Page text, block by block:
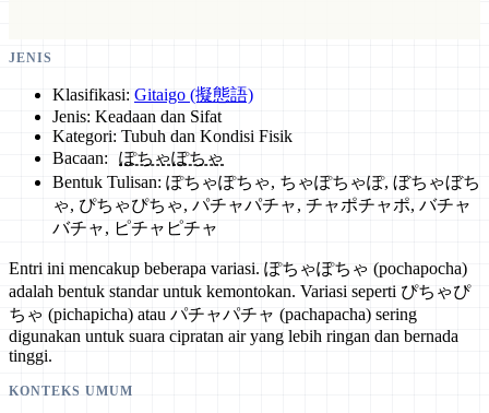
JENIS
Klasifikasi: Gitaigo (擬態語)
Jenis: Keadaan dan Sifat
Kategori: Tubuh dan Kondisi Fisik
Bacaan:
ぽちゃぽちゃ
Bentuk Tulisan: ぽちゃぽちゃ, ちゃぽちゃぽ, ぼちゃぼち
ゃ, ぴちゃぴちゃ, パチャパチャ, チャポチャポ, バチャ
バチャ, ピチャピチャ
Entri ini mencakup beberapa variasi. ぽちゃぽちゃ (pochapocha)
adalah bentuk standar untuk kemontokan. Variasi seperti ぴちゃぴ
ちゃ (pichapicha) atau パチャパチャ (pachapacha) sering
digunakan untuk suara cipratan air yang lebih ringan dan bernada
tinggi.
KONTEKS UMUM